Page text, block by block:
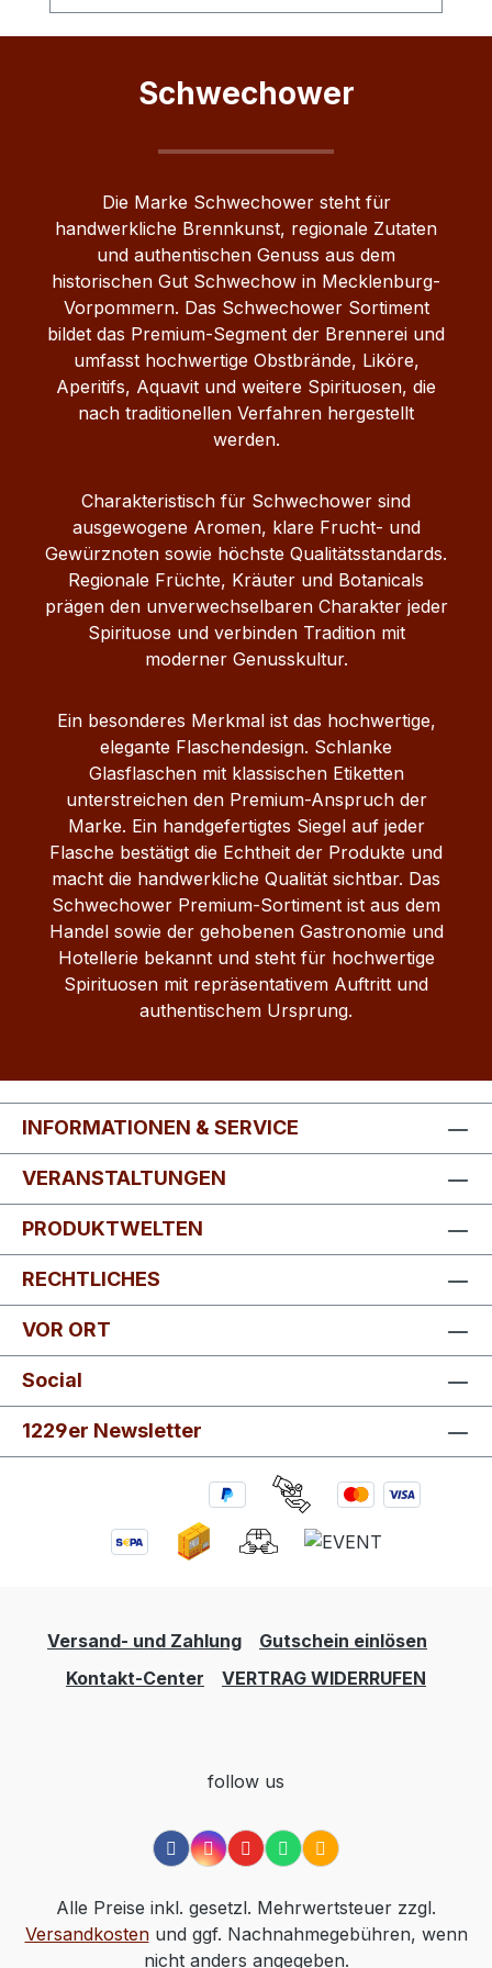
Bei Zimmertemperatur genießen Auch auf
Geschmack: Birne & Apfel / fruchtig
Obstbrennerei GmbH Herkunft:
Mecklenburg‑Vorpommern, Deutschland
Ob pur, als Digestif oder für gemütliche
Genussmomente – der Schwechower
OBSTLER vereint die Fruchtigkeit von
Birne und Apfel zu einem ausgewogenen
und eleganten Schnaps.
Grundlage für einen besonderen Likör. Die
Schwechower
Die Marke Schwechower steht für
handwerkliche Brennkunst, regionale Zutaten
und authentischen Genuss aus dem
historischen Gut Schwechow in Mecklenburg-
Vorpommern. Das Schwechower Sortiment
bildet das Premium-Segment der Brennerei und
umfasst hochwertige Obstbrände, Liköre,
Aperitifs, Aquavit und weitere Spirituosen, die
nach traditionellen Verfahren hergestellt
werden.
Charakteristisch für Schwechower sind
ausgewogene Aromen, klare Frucht- und
Gewürznoten sowie höchste Qualitätsstandards.
Regionale Früchte, Kräuter und Botanicals
prägen den unverwechselbaren Charakter jeder
Spirituose und verbinden Tradition mit
moderner Genusskultur.
Ein besonderes Merkmal ist das hochwertige,
elegante Flaschendesign. Schlanke
Glasflaschen mit klassischen Etiketten
unterstreichen den Premium-Anspruch der
Marke. Ein handgefertigtes Siegel auf jeder
Flasche bestätigt die Echtheit der Produkte und
macht die handwerkliche Qualität sichtbar. Das
Schwechower Premium-Sortiment ist aus dem
Handel sowie der gehobenen Gastronomie und
Hotellerie bekannt und steht für hochwertige
Spirituosen mit repräsentativem Auftritt und
authentischem Ursprung.
INFORMATIONEN & SERVICE
VERANSTALTUNGEN
PRODUKTWELTEN
RECHTLICHES
VOR ORT
Social
1229er Newsletter
Versand- und Zahlung
Gutschein einlösen
Kontakt-Center
VERTRAG WIDERRUFEN
follow us
Alle Preise inkl. gesetzl. Mehrwertsteuer zzgl.
Versandkostenund ggf. Nachnahmegebühren, wenn
nicht anders angegeben.